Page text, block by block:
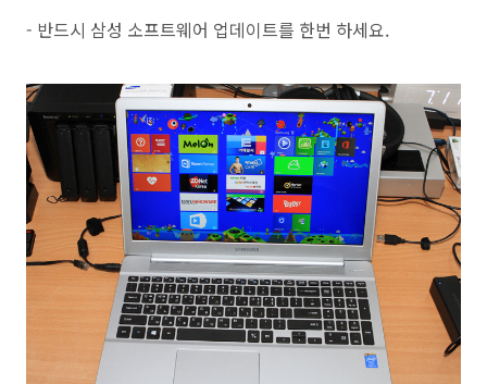
- 반드시 삼성 소프트웨어 업데이트를 한번 하세요.